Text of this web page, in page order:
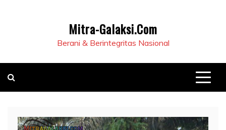
Mitra-Galaksi.Com
Berani & Berintegritas Nasional